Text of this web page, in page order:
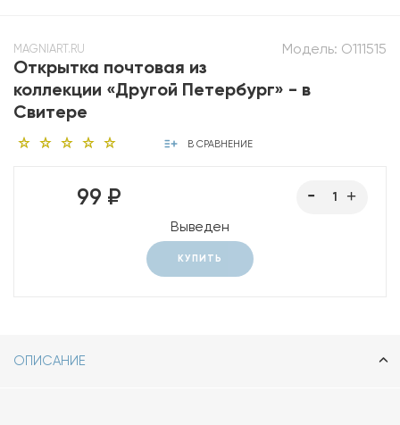
Модель: O111515
MAGNIART.RU
Открытка почтовая из
коллекции «Другой Петербург» - в
Свитере
В СРАВНЕНИЕ
99 ₽
Выведен
КУПИТЬ
ОПИСАНИЕ